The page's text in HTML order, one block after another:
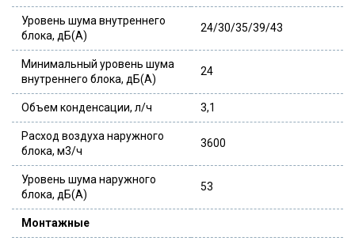
Уровень шума внутреннего
блока, дБ(А)
24/30/35/39/43
Минимальный уровень шума
внутреннего блока, дБ(А)
24
Объем конденсации, л/ч 3,1
Расход воздуха наружного
блока, м3/ч
3600
Уровень шума наружного
блока, дБ(А)
53
Монтажные